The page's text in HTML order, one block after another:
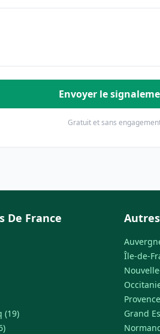
Envoyer le
Gratuit et sans
De France
(19)
Île-de-
Grand